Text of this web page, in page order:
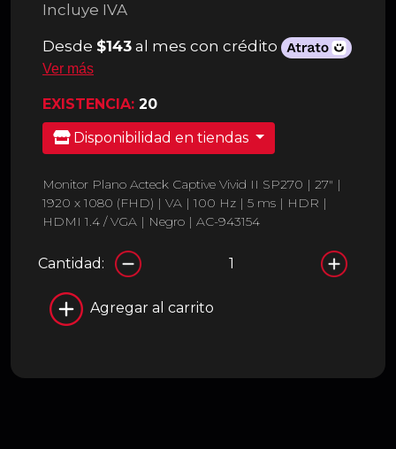
Incluye IVA
Desde $143 al mes con crédito
Ver más
EXISTENCIA: 20
Disponibilidad en tiendas
Monitor Plano Acteck Captive Vivid II SP270 | 27" |
1920 x 1080 (FHD) | VA | 100 Hz | 5 ms | HDR |
HDMI 1.4 / VGA | Negro | AC-943154
Cantidad:
Agregar al carrito